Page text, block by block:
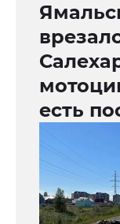
есть